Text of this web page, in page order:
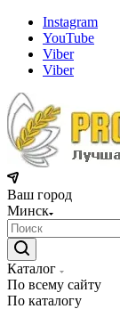
Instagram
YouTube
Viber
Viber
Ваш город
Минск
Каталог
По всему сайту
По каталогу